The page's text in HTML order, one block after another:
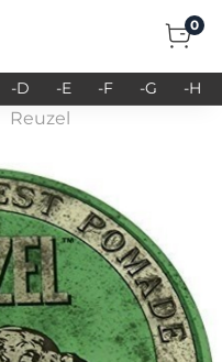
0
-D -E -F -G -H
Reuzel